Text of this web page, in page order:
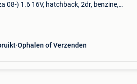
08-) 1.6 16V, hatchback, 2dr, benzine,
Ophalen of Verzenden